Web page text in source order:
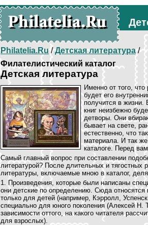
Philatelia.Ru/Детская литература/
Филателистический каталог
Детская литература
Именно от того, что
будет его
получится в жизни.
книг неизбежно
детворы. Они
бывает на свете,
естественно, что
материала. И так
каталоге. Перед
Самый главный вопрос при составлении
литературой? После длительных и
литературы, включаемые мною в каталог,
1. Произведения, которые были написаны
они детские по определению. Сюда относятся
только для детей (например, Кэрролл,
специально для юного поколения (Алексей
зависимости оттого, на какого читателя
для взрослых).